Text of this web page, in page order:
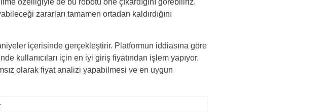
özelliğiyle de bu robotu öne çıkardığını görebiliriz.
zararları tamamen ortadan kaldırdığını
içerisinde gerçekleştirir. Platformun iddiasına göre
kullanıcıları için en iyi giriş fiyatından işlem yapıyor.
olarak fiyat analizi yapabilmesi ve en uygun